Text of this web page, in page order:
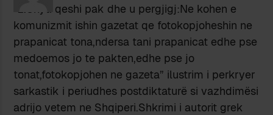
“z.Shyti qeshi pak dhe u pergjigj:Ne kohen e
komunizmit ishin gazetat qe fotokopjoheshin ne
prapanicat tona,ndersa tani prapanicat edhe pse
medoemos jo te pakten,edhe pse jo
tonat,fotokopjohen ne gazeta” ilustrim i perkryer
sarkastik i periudhes postdiktaturë si vazhdimësi
adrijo vetem ne Shqiperi.Shkrimi i autorit grek